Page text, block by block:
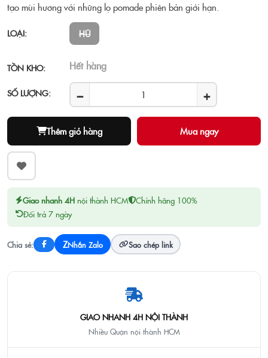
tạo mùi hương với những lọ pomade phiên bản giới hạn.
LOẠI: HŨ
TỒN KHO: Hết hàng
SỐ LƯỢNG: − +
Thêm giỏ hàng
Giao nhanh 4H nội thành HCM
Chính hãng 100%
Đổi trả 7 ngày
Chia sẻ: ZNhắn Zalo Sao chép link
GIAO NHANH 4H NỘI THÀNH
Nhiều Quận nội thành HCM